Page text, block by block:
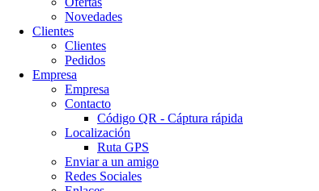
Novedades
Clientes
Clientes
Pedidos
Empresa
Empresa
Contacto
Código QR - Cáptura rápida
Localización
Ruta GPS
Enviar a un amigo
Redes Sociales